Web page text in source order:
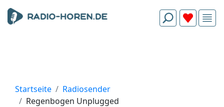
Startseite
Radiosender
Regenbogen Unplugged